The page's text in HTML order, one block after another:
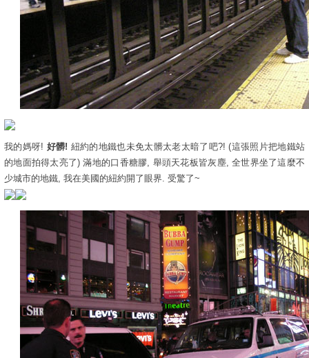
我的媽呀! 好髒! 紐約的地鐵也未免太髒太老太暗了吧?! (這張照片把地鐵站
的地面拍得太亮了) 滿地的口香糖膠, 舉頭天花板皆灰塵, 全世界坐了這麼不
少城市的地鐵, 我在美國的紐約開了眼界. 受驚了~